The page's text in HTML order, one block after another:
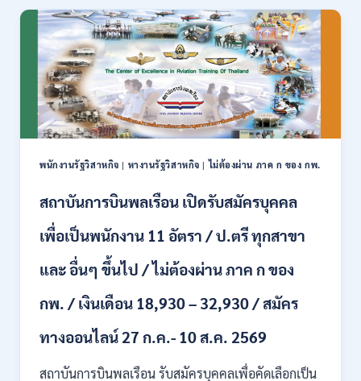
สมัคร
ได้
/
เงิน
เดือน
สูงสุด
23,600
/
ONLINE
13
ส.ค.
รับ
สมัคร
งาน
ป.ตรี
หลาย
สาขา
/
ไม่
ต้อง
ภาค
/
เดือน
/
13
–
25
สิงหาคม
พนักงานรัฐวิสาหกิจ | หางานรัฐวิสาหกิจ |ไม่ต้องผ่าน ภาค ก ของ กพ.
สถาบันการบินพลเรือน เปิดรับสมัครบุคคล
เพื่อเป็นพนักงาน 11 อัตรา / ป.ตรี ทุกสาขา
และ อื่นๆ ขึ้นไป / ไม่ต้องผ่าน ภาค ก ของ
กพ. / เงินเดือน 18,930 – 32,930 / สมัคร
ทางออนไลน์ 27 ก.ค.- 10 ส.ค. 2569
สถาบันการบินพลเรือน รับสมัครบุคคลเพื่อคัดเลือกเป็น